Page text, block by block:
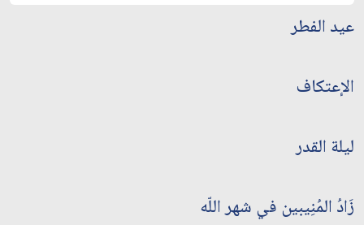
عيد الفطر
الإعتكاف
ليلة القدر
زَادُ المُنِيبين في شهر اللّه